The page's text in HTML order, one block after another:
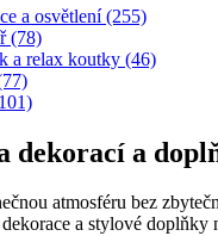
a osvětlení (255)
(78)
a relax koutky (46)
dekorací a
atmosféru bez
a stylové doplňky